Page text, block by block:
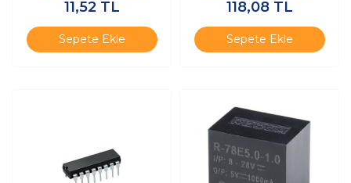
11,52 TL
Sepete Ekle
118,08 TL
Sepete Ekle